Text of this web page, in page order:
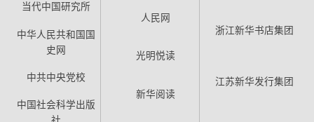
当代中国研究所
中华人民共和国国
史网
中共中央党校
中国社会科学出版
人民网
光明悦读
新华阅读
浙江新华书店集团
江苏新华发行集团